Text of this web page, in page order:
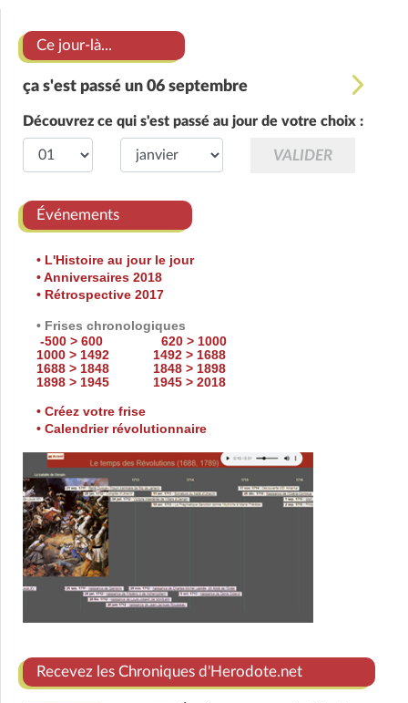
Ce jour-là...
ça s'est passé un 06 septembre
Découvrez ce qui s'est passé au jour de votre choix :
Événements
• L'Histoire au jour le jour
• Anniversaires 2018
• Rétrospective 2017
• Frises chronologiques
-500 > 600
620 > 1000
1000 > 1492
1492 > 1688
1688 > 1848
1848 > 1898
1898 > 1945
1945 > 2018
• Créez votre frise
• Calendrier révolutionnaire
Recevez les Chroniques d'Herodote.net